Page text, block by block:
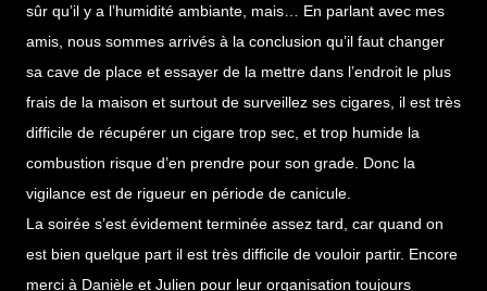
sûr qu’il y a l’humidité ambiante, mais… En parlant avec mes
amis, nous sommes arrivés à la conclusion qu’il faut changer
sa cave de place et essayer de la mettre dans l’endroit le plus
frais de la maison et surtout de surveillez ses cigares, il est très
difficile de récupérer un cigare trop sec, et trop humide la
combustion risque d’en prendre pour son grade. Donc la
vigilance est de rigueur en période de canicule.
La soirée s’est évidement terminée assez tard, car quand on
est bien quelque part il est très difficile de vouloir partir. Encore
merci à Danièle et Julien pour leur organisation toujours